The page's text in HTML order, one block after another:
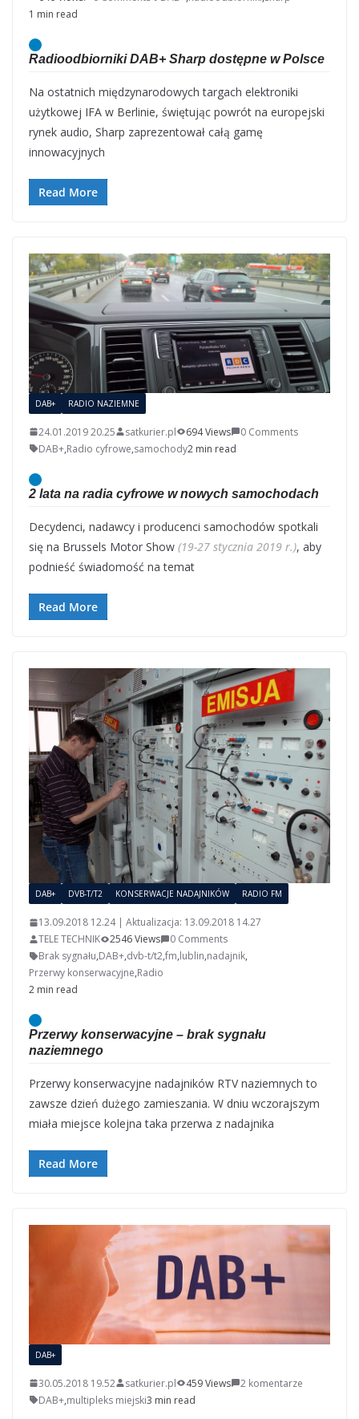
1 min read
Radioodbiorniki DAB+ Sharp dostępne w Polsce
Na ostatnich międzynarodowych targach elektroniki
użytkowej IFA w Berlinie, świętując powrót na europejski
rynek audio, Sharp zaprezentował całą gamę
innowacyjnych
Read More
DAB+ RADIO NAZIEMNE
24.01.2019 20.25 satkurier.pl 694 Views
0 Comments
DAB+,Radio cyfrowe,samochody2 min read
2 lata na radia cyfrowe w nowych samochodach
Decydenci, nadawcy i producenci samochodów spotkali
się na Brussels Motor Show (19-27 stycznia 2019 r.), aby
podnieść świadomość na temat
Read More
DAB+ DVB-T/T2 KONSERWACJE NADAJNIKÓW RADIO FM
13.09.2018 12.24 | Aktualizacja: 13.09.2018 14.27
TELE TECHNIK
2546 Views
0 Comments
Brak sygnału,DAB+,dvb-t/t2,fm,lublin,nadajnik,
Przerwy konserwacyjne,Radio
2 min read
Przerwy konserwacyjne – brak sygnału
naziemnego
Przerwy konserwacyjne nadajników RTV naziemnych to
zawsze dzień dużego zamieszania. W dniu wczorajszym
miała miejsce kolejna taka przerwa z nadajnika
Read More
DAB+
30.05.2018 19.52 satkurier.pl 459 Views
2 komentarze
DAB+,multipleks miejski3 min read